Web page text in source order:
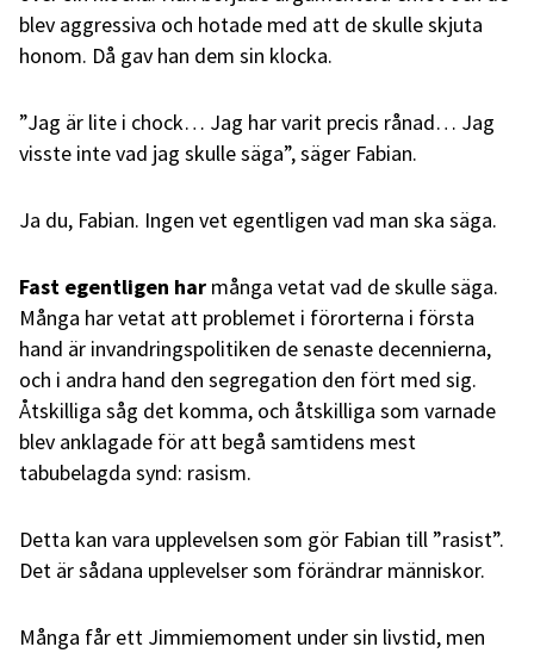
blev aggressiva och hotade med att de skulle skjuta
honom. Då gav han dem sin klocka.
”Jag är lite i chock… Jag har varit precis rånad… Jag
visste inte vad jag skulle säga”, säger Fabian.
Ja du, Fabian. Ingen vet egentligen vad man ska säga.
Fast egentligen har många vetat vad de skulle säga.
Många har vetat att problemet i förorterna i första
hand är invandringspolitiken de senaste decennierna,
och i andra hand den segregation den fört med sig.
Åtskilliga såg det komma, och åtskilliga som varnade
blev anklagade för att begå samtidens mest
tabubelagda synd: rasism.
Detta kan vara upplevelsen som gör Fabian till ”rasist”.
Det är sådana upplevelser som förändrar människor.
Många får ett Jimmiemoment under sin livstid, men